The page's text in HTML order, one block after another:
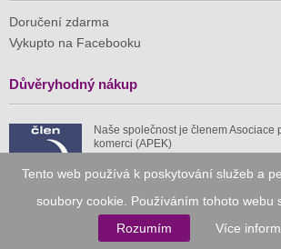
Tento web používá k poskytování služeb a
soubory cookie. Používáním tohoto webu
Rozumím
Více
Doručení zdarma
Vykupto na Facebooku
Důvěryhodný nákup
Naše společnost je členem Asociace
komerci (APEK)
Již od roku 2010